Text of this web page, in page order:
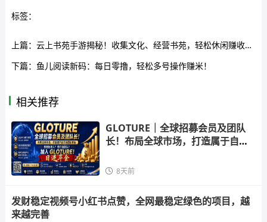
标签：
上篇： 云上书苑手游揭秘！收集文化、经营书苑，轻松休闲赚收溢！
下篇： 鱼儿阅读新码：每日零撸，轻松多号操作赚米！
相关推荐
GLOTURE｜全球招募会员及团队
长！布局全球市场，打造属于自己
8天前
发财稳定视频号小红书点赞，全网最稳定绿色的项目，越
来越完善